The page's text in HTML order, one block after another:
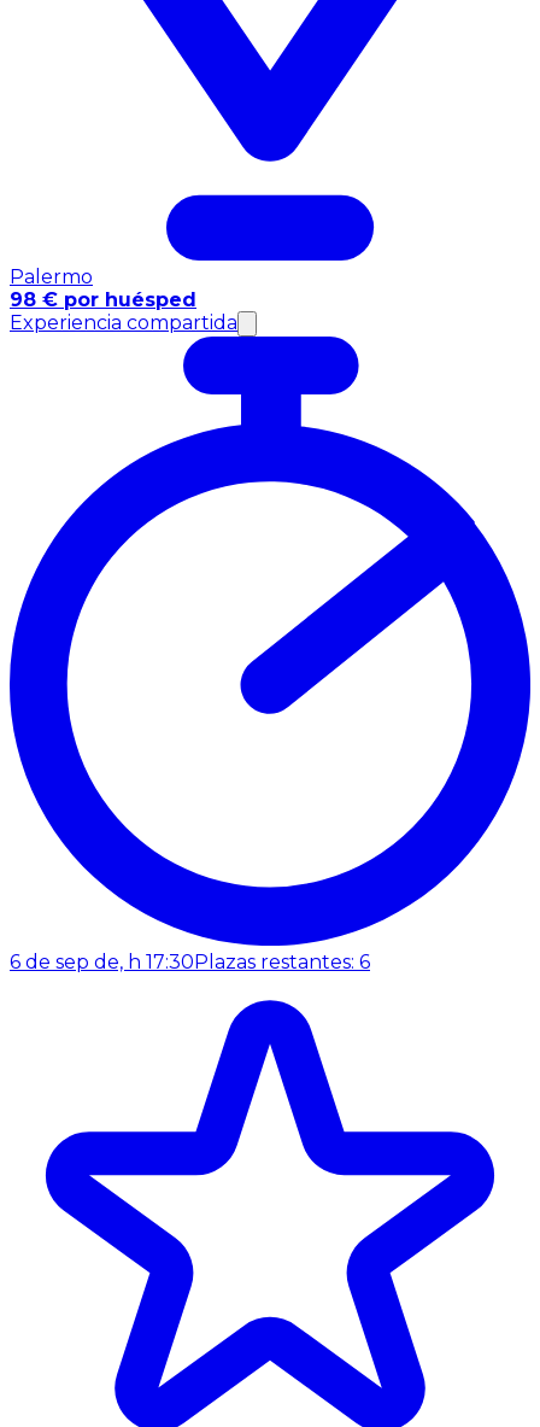
Palermo
98 € por huésped
Experiencia compartida
6 de sep de, h 17:30Plazas restantes: 6